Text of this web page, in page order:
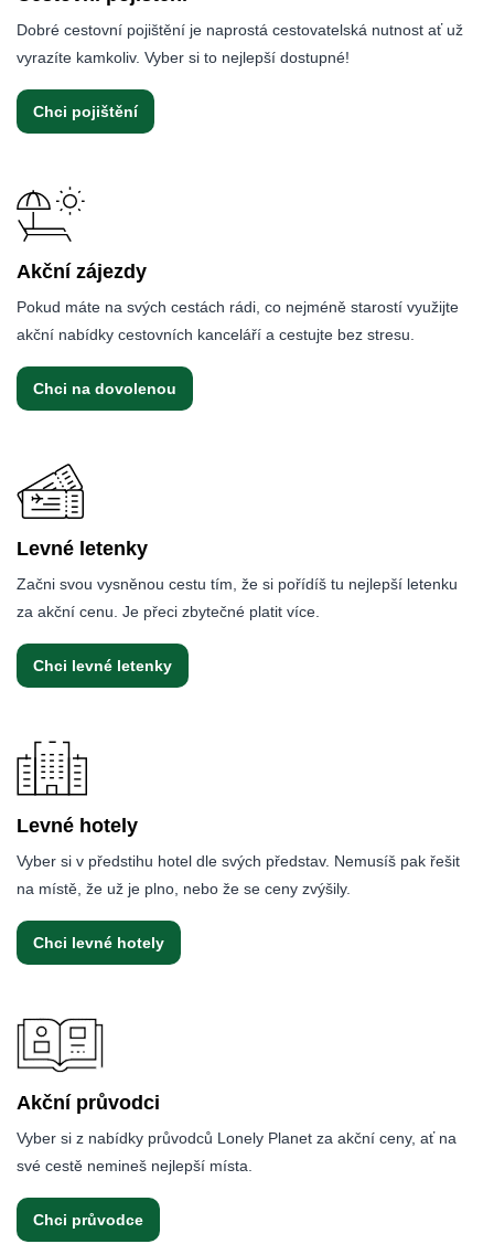
Dobré cestovní pojištění je naprostá cestovatelská nutnost ať už
vyrazíte kamkoliv. Vyber si to nejlepší dostupné!
Chci pojištění
Akční zájezdy
Pokud máte na svých cestách rádi, co nejméně starostí využijte
akční nabídky cestovních kanceláří a cestujte bez stresu.
Chci na dovolenou
Levné letenky
Začni svou vysněnou cestu tím, že si pořídíš tu nejlepší letenku
za akční cenu. Je přeci zbytečné platit více.
Chci levné letenky
Levné hotely
Vyber si v předstihu hotel dle svých představ. Nemusíš pak řešit
na místě, že už je plno, nebo že se ceny zvýšily.
Chci levné hotely
Akční průvodci
Vyber si z nabídky průvodců Lonely Planet za akční ceny, ať na
své cestě nemineš nejlepší místa.
Chci průvodce